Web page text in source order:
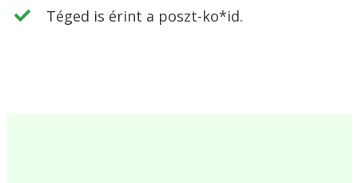
Téged is érint a poszt-ko*id.